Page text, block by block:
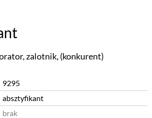
zalotnik, (konkurent)
9295
absztyfikant
brak